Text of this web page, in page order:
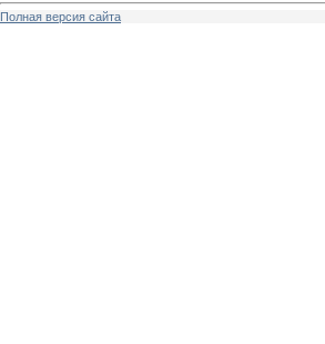
Полная версия сайта